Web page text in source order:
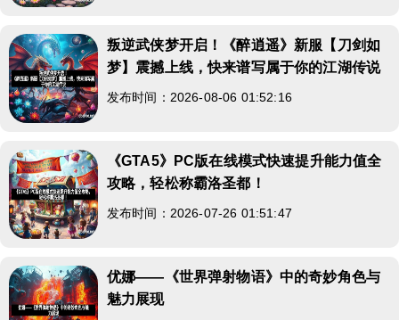
叛逆武侠梦开启！《醉逍遥》新服【刀剑如
梦】震撼上线，快来谱写属于你的江湖传说
发布时间：2026-08-06 01:52:16
《GTA5》PC版在线模式快速提升能力值全
攻略，轻松称霸洛圣都！
发布时间：2026-07-26 01:51:47
优娜——《世界弹射物语》中的奇妙角色与
魅力展现